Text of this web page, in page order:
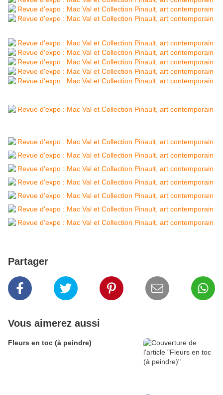
Partager
Vous aimerez aussi
Fleurs en toc (à peindre)